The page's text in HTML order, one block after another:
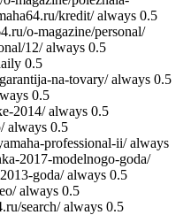
kredit/ always 0.5
o-magazine/personal/
12/ always 0.5
0.5
na-tovary/ always 0.5
0.5
2014/ always 0.5
always 0.5
professional-ii/ always
2017-modelnogo-goda/
goda/ always 0.5
always 0.5
search/ always 0.5